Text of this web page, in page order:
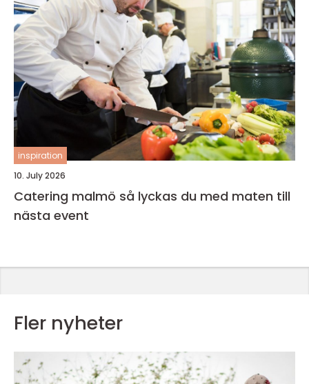
inspiration
10. July 2026
Catering malmö så lyckas du med maten till
nästa event
Fler nyheter